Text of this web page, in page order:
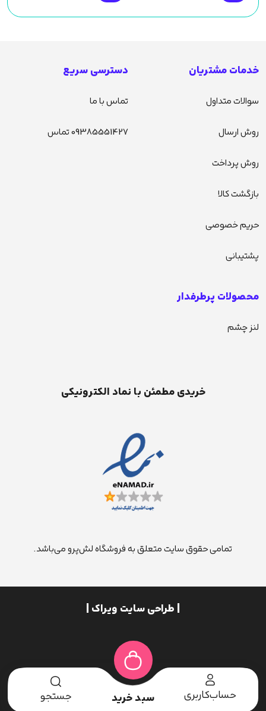
خدمات مشتریان
سوالات متداول
روش ارسال
روش پرداخت
بازگشت کالا
حریم خصوصی
پشتیبانی
دسترسی سریع
تماس با ما
09385551427 تماس
محصولات پرطرفدار
لنز چشم
خریدی مطمئن با نماد الکترونیکی
تمامی حقوق سایت متعلق به فروشگاه لش‌پرو می‌باشد.
| طراحی سایت ویراک |
حساب‌کاربری سبد خرید جستجو